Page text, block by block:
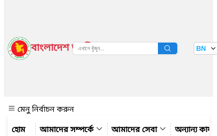
বাংলাদেশ জাতীয় তথ্য বাতায়ন BN
মেনু নির্বাচন করুন
আমাদের সম্পর্কে
আমাদের সেবা অন্যান্য